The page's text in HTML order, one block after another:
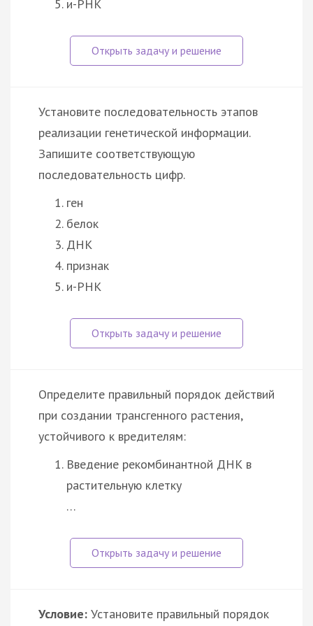
и-РНК
Установите последовательность этапов
реализации генетической информации.
Запишите соответствующую
последовательность цифр.
ген
белок
ДНК
признак
и-РНК
Определите правильный порядок действий
при создании трансгенного растения,
устойчивого к вредителям:
Введение рекомбинантной ДНК в
растительную клетку
…
Условие: Установите правильный порядок